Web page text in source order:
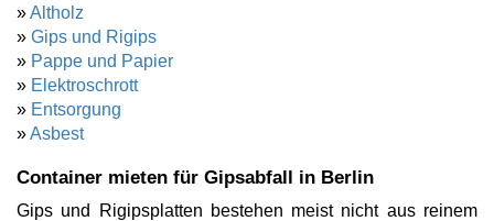
»Altholz
» Gips und Rigips
» Pappe und Papier
» Elektroschrott
» Entsorgung
»Asbest
Container mieten für Gipsabfall in Berlin
Gips und Rigipsplatten bestehen meist nicht aus reinem